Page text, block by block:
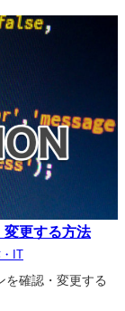
変更する方法
IT
を確認・変更する